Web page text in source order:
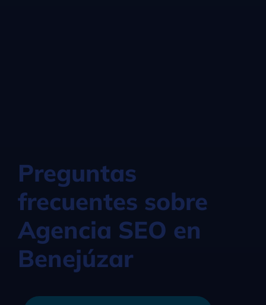
Preguntas
frecuentes sobre
Agencia SEO en
Benejúzar